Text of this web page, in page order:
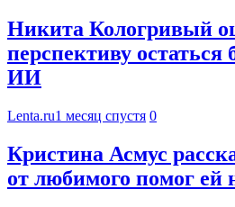
Никита Кологривый
перспективу остаться
ИИ
Lenta.ru1 месяц спустя 0
Кристина Асмус
от любимого помог ей